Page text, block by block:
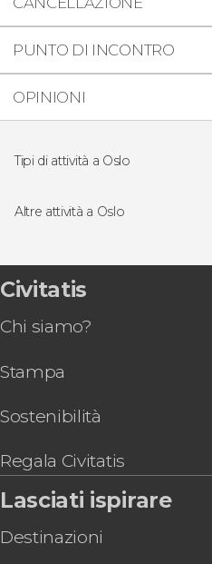
PUNTO DI INCONTRO
OPINIONI
Tipi di attività a Oslo
Giri in barca
Altre attività a Oslo
Oslo Pass
Escursione alle isole di
Tour del Parco Vigeland
Tour di Oslo in bicicletta
Civitatis
Chi siamo?
Stampa
Sostenibilità
Regala Civitatis
Lasciati ispirare
Destinazioni